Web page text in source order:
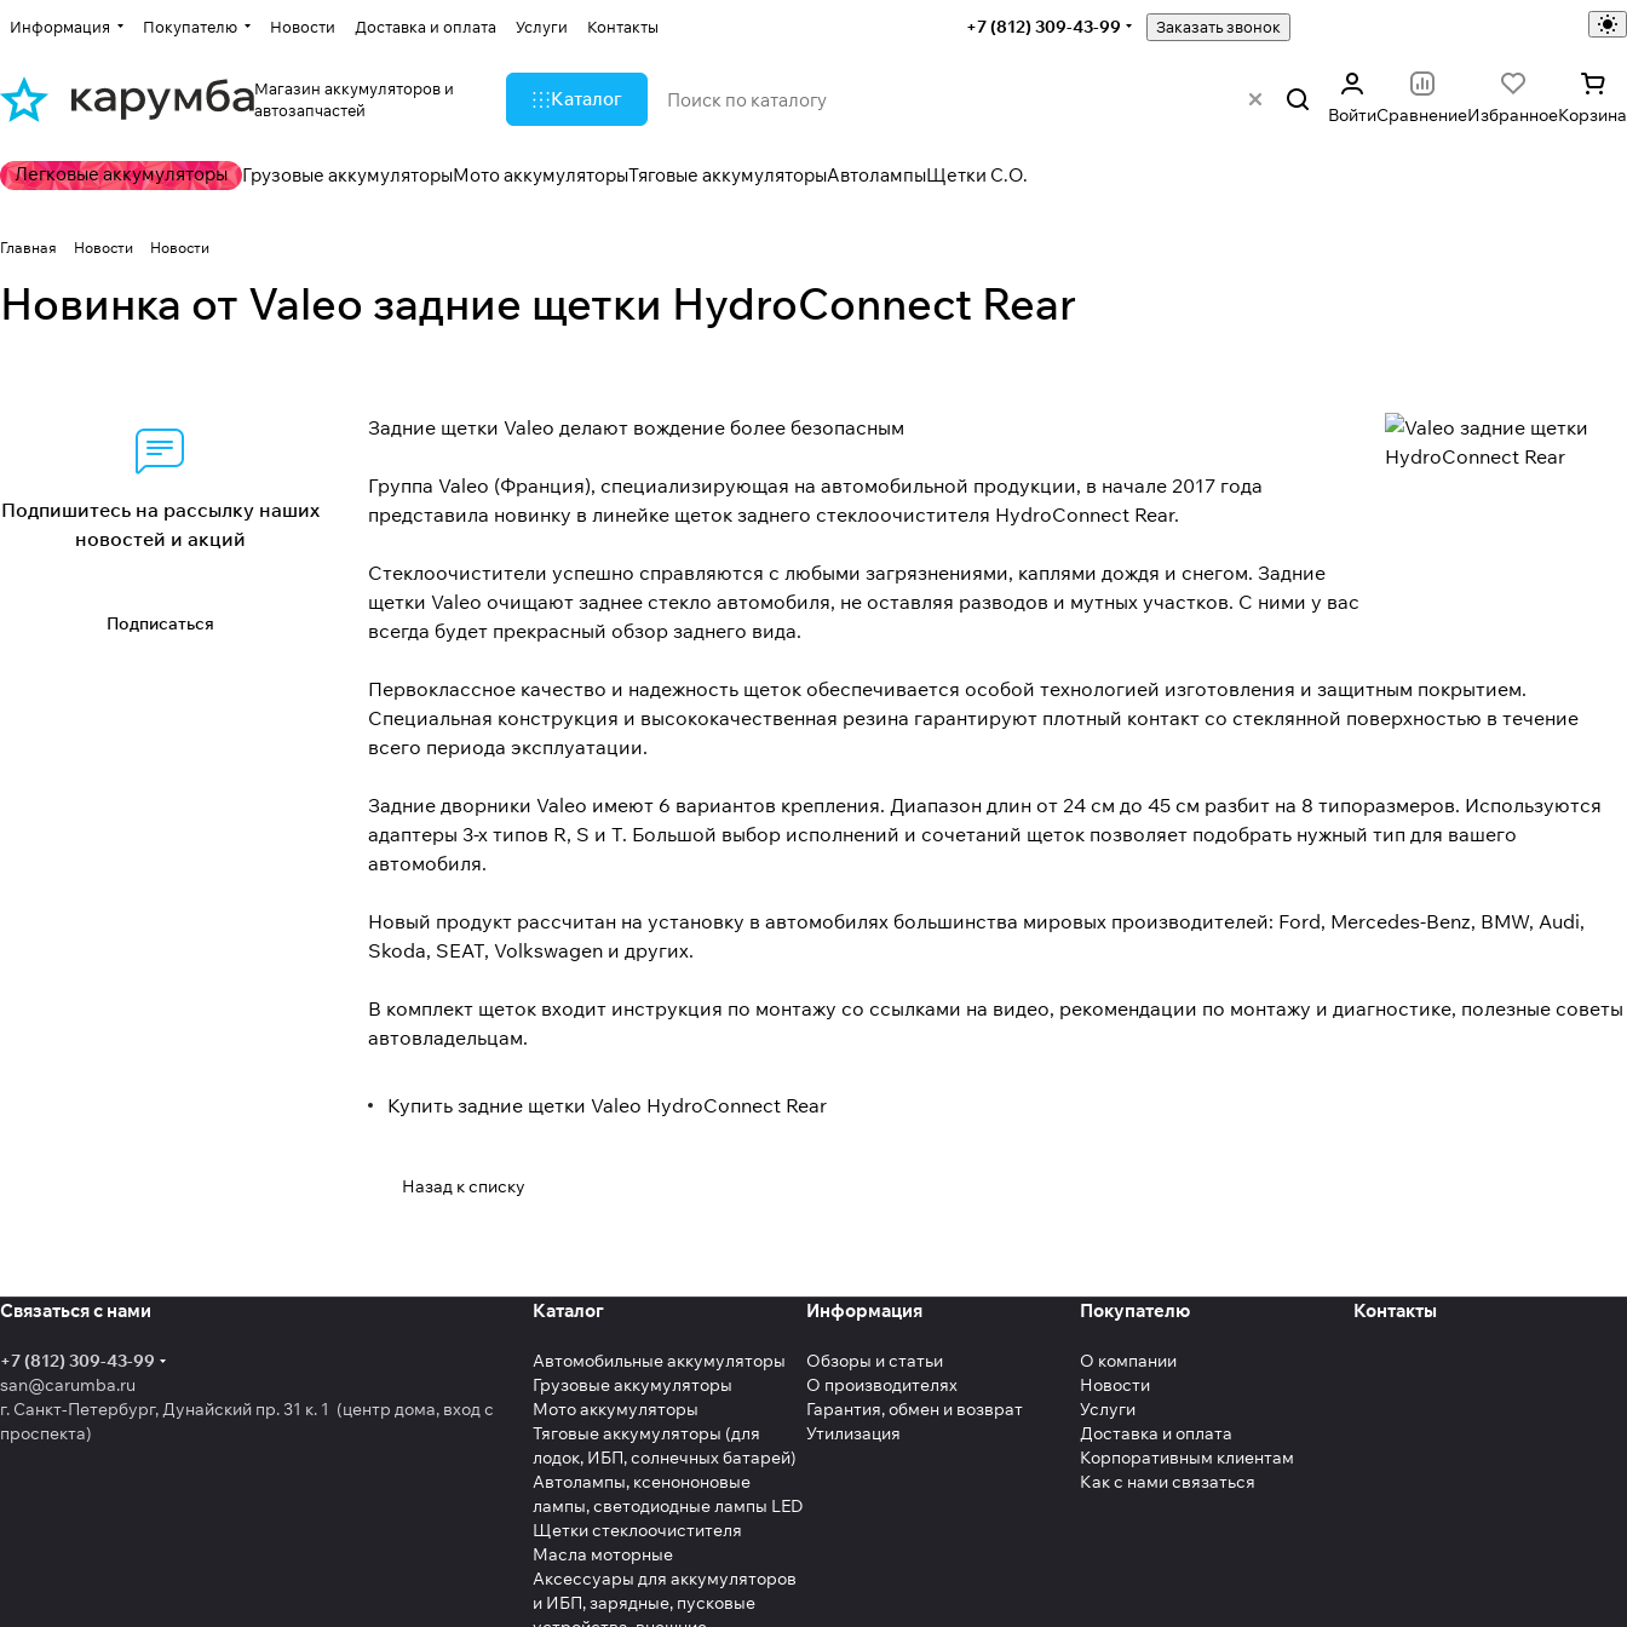
Информация Покупателю Новости Доставка и оплата Услуги Контакты +7 (812) 309-43-99 Заказать звонок
Магазин аккумуляторов и
автозапчастей
Каталог
ВойтиСравнениеИзбранноеКорзина
Легковые аккумуляторы Грузовые аккумуляторыМото аккумуляторыТяговые аккумуляторыАвтолампыЩетки С.О.
Главная Новости Новости
Новинка от Valeo задние щетки HydroConnect Rear
Задние щетки Valeo делают вождение более безопасным
Группа Valeo (Франция), специализирующая на автомобильной продукции, в начале 2017 года
представила новинку в линейке щеток заднего стеклоочистителя HydroConnect Rear.
Стеклоочистители успешно справляются с любыми загрязнениями, каплями дождя и снегом. Задние
щетки Valeo очищают заднее стекло автомобиля, не оставляя разводов и мутных участков. С ними у вас
всегда будет прекрасный обзор заднего вида.
Первоклассное качество и надежность щеток обеспечивается особой технологией изготовления и защитным покрытием.
Специальная конструкция и высококачественная резина гарантируют плотный контакт со стеклянной поверхностью в течение
всего периода эксплуатации.
Задние дворники Valeo имеют 6 вариантов крепления. Диапазон длин от 24 см до 45 см разбит на 8 типоразмеров. Используются
адаптеры 3-х типов R, S и T. Большой выбор исполнений и сочетаний щеток позволяет подобрать нужный тип для вашего
автомобиля.
Новый продукт рассчитан на установку в автомобилях большинства мировых производителей: Ford, Mercedes-Benz, BMW, Audi,
Skoda, SEAT, Volkswagen и других.
В комплект щеток входит инструкция по монтажу со ссылками на видео, рекомендации по монтажу и диагностике, полезные советы
автовладельцам.
Купить задние щетки Valeo HydroConnect Rear
Назад к списку
Подпишитесь на рассылку наших
новостей и акций
Подписаться
Связаться с нами
+7 (812) 309-43-99
san@carumba.ru
г. Санкт-Петербург, Дунайский пр. 31 к. 1 (центр дома, вход с
проспекта)
Каталог
Автомобильные аккумуляторы
Грузовые аккумуляторы
Мото аккумуляторы
Тяговые аккумуляторы (для
лодок, ИБП, солнечных батарей)
Автолампы, ксенононовые
лампы, светодиодные лампы LED
Щетки стеклоочистителя
Масла моторные
Аксессуары для аккумуляторов
и ИБП, зарядные, пусковые
Информация
Обзоры и статьи
О производителях
Гарантия, обмен и возврат
Утилизация
Покупателю
О компании
Новости
Услуги
Доставка и оплата
Корпоративным клиентам
Как с нами связаться
Контакты